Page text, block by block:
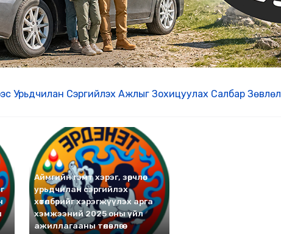
Урьдчилан Сэргийлэх Ажлыг Зохицуулах Салбар Зөвлөл
Аймгийн гэмт хэрэг, зөрчлөөс
урьдчилан сэргийлэх
хөтөлбөрийг хэрэгжүүлэх арга
хэмжээний 2025 оны үйл
ажиллагааны төлөвлөгөө